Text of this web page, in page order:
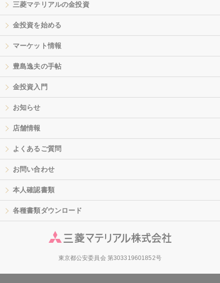
三菱マテリアルの金投資
金投資を始める
マーケット情報
豊島逸夫の手帖
金投資入門
お知らせ
店舗情報
よくあるご質問
お問い合わせ
本人確認書類
各種書類ダウンロード
東京都公安委員会 第303319601852号